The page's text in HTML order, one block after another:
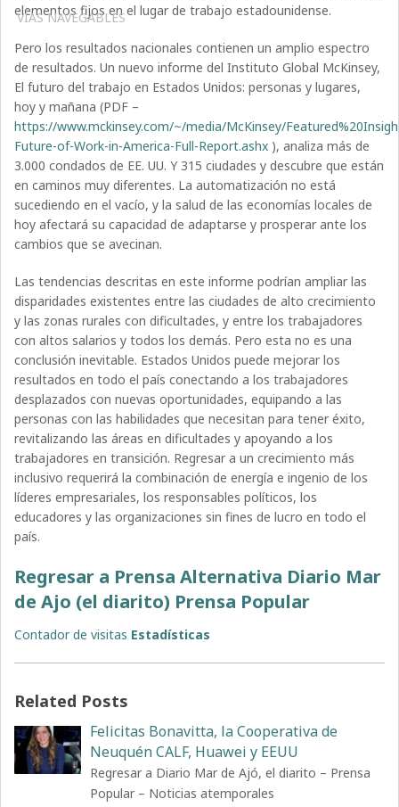
VÍAS NAVEGABLES
elementos fijos en el lugar de trabajo estadounidense.
Pero los resultados nacionales contienen un amplio espectro
de resultados. Un nuevo informe del Instituto Global McKinsey,
El futuro del trabajo en Estados Unidos: personas y lugares,
hoy y mañana (PDF –
https://www.mckinsey.com/~/media/McKinsey/
Future-of-Work-in-America-Full-Report.ashx ), analiza más de
3.000 condados de EE. UU. Y 315 ciudades y descubre que están
en caminos muy diferentes. La automatización no está
sucediendo en el vacío, y la salud de las economías locales de
hoy afectará su capacidad de adaptarse y prosperar ante los
cambios que se avecinan.
Las tendencias descritas en este informe podrían ampliar las
disparidades existentes entre las ciudades de alto crecimiento
y las zonas rurales con dificultades, y entre los trabajadores
con altos salarios y todos los demás. Pero esta no es una
conclusión inevitable. Estados Unidos puede mejorar los
resultados en todo el país conectando a los trabajadores
desplazados con nuevas oportunidades, equipando a las
personas con las habilidades que necesitan para tener éxito,
revitalizando las áreas en dificultades y apoyando a los
trabajadores en transición. Regresar a un crecimiento más
inclusivo requerirá la combinación de energía e ingenio de los
líderes empresariales, los responsables políticos, los
educadores y las organizaciones sin fines de lucro en todo el
país.
Regresar a Prensa Alternativa Diario Mar
de Ajo (el diarito) Prensa Popular
Contador de visitas Estadísticas
Related Posts
Felicitas Bonavitta, la Cooperativa de
Neuquén CALF, Huawei y EEUU
Regresar a Diario Mar de Ajó, el diarito – Prensa
Popular – Noticias atemporales